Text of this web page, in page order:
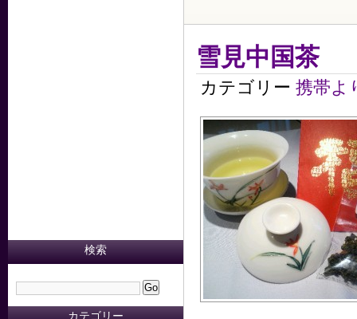
雪見中国茶
カテゴリー 携帯よ
検索
カテゴリー